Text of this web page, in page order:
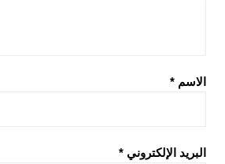
الاسم *
البريد الإلكتروني *